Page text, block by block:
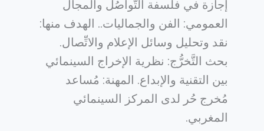
إجازة في فلسفة التَّواصُل والمجال
العمومي: الفن والجماليات.. الهدف منها:
نقد وتحليل وسائل الإعلام والاتِّصال.
بحث التَّخرُّج: نظرية الإخراج السينمائي
بين التقنية والإبداع. المهنة: مُساعد
مُخرج حُر لدى المركز السينمائي
المغربي.